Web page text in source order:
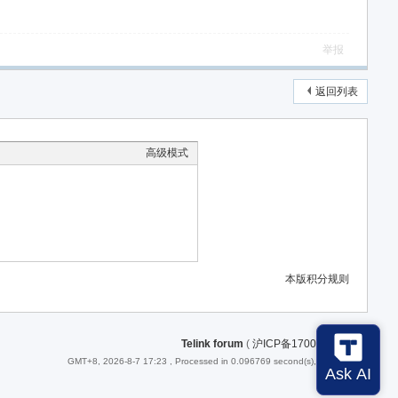
举报
返回列表
高级模式
本版积分规则
Telink forum (沪ICP备17008231号-1
GMT+8, 2026-8-7 17:23 , Processed in 0.096769 second(s), 26 queries .